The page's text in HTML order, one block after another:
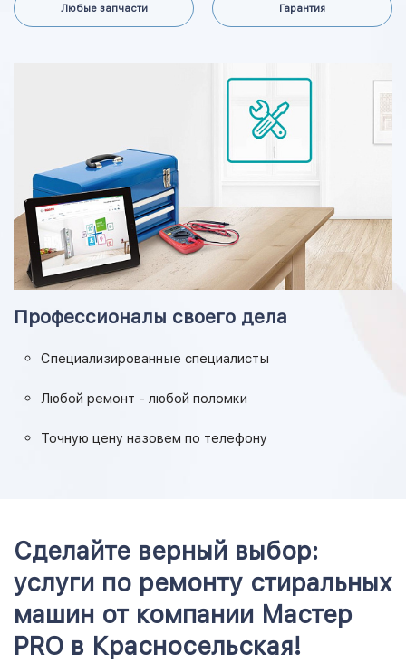
Любые запчасти Гарантия
Профессионалы своего дела
Специализированные специалисты
Любой ремонт - любой поломки
Точную цену назовем по телефону
Сделайте верный выбор:
услуги по ремонту стиральных
машин от компании Мастер
PRO в Красносельская!